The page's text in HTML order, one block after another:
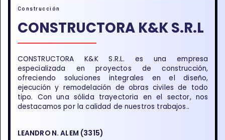
Construcción
CONSTRUCTORA K&K S.R.L
CONSTRUCTORA K&K S.R.L. es una empresa
especializada en proyectos de construcción,
ofreciendo soluciones integrales en el diseño,
ejecución y remodelación de obras civiles de todo
tipo. Con una sólida trayectoria en el sector, nos
destacamos por la calidad de nuestros trabajos..
LEANDRO N. ALEM (3315)